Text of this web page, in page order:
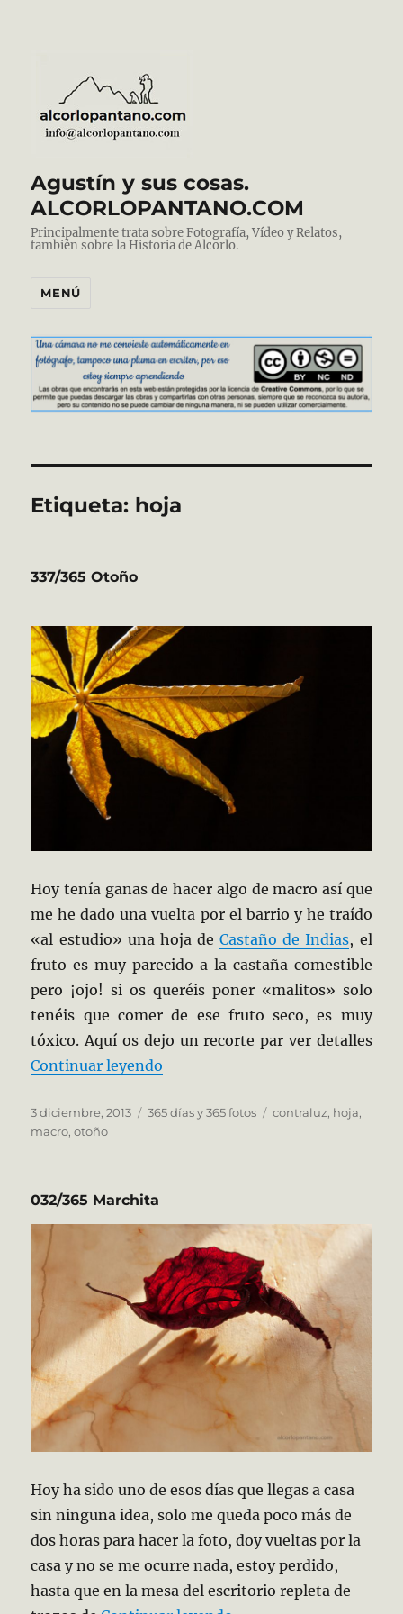
Agustín y sus cosas.
ALCORLOPANTANO.COM
Principalmente trata sobre Fotografía, Vídeo y Relatos,
también sobre la Historia de Alcorlo.
MENÚ
Etiqueta: hoja
337/365 Otoño
Hoy tenía ganas de hacer algo de macro así que
me he dado una vuelta por el barrio y he traído
«al estudio» una hoja deCastaño de Indias, el
fruto es muy parecido a la castaña comestible
pero ¡ojo! si os queréis poner «malitos» solo
tenéis que comer de ese fruto seco, es muy
tóxico. Aquí os dejo un recorte par ver detalles
Continuar leyendo
Publicado
el
3 diciembre, 2013 Categorías
365 días y 365 fotos Etiquetas
contraluz, hoja,
macro,otoño
032/365 Marchita
Hoy ha sido uno de esos días que llegas a casa
sin ninguna idea, solo me queda poco más de
dos horas para hacer la foto, doy vueltas por la
casa y no se me ocurre nada, estoy perdido,
hasta que en la mesa del escritorio repleta de